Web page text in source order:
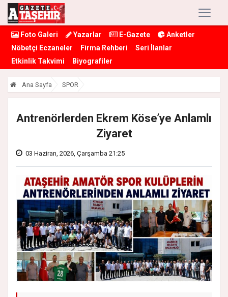
Foto Galeri Yazarlar E-Gazete
Anketler
Nöbetçi Eczaneler
Firma Rehberi
Seri İlanlar
Etkinlik Takvimi
Biyografiler
Ana Sayfa SPOR
Antrenörlerden Ekrem Köse’ye Anlamlı
Ziyaret
03 Haziran, 2026, Çarşamba 21:25